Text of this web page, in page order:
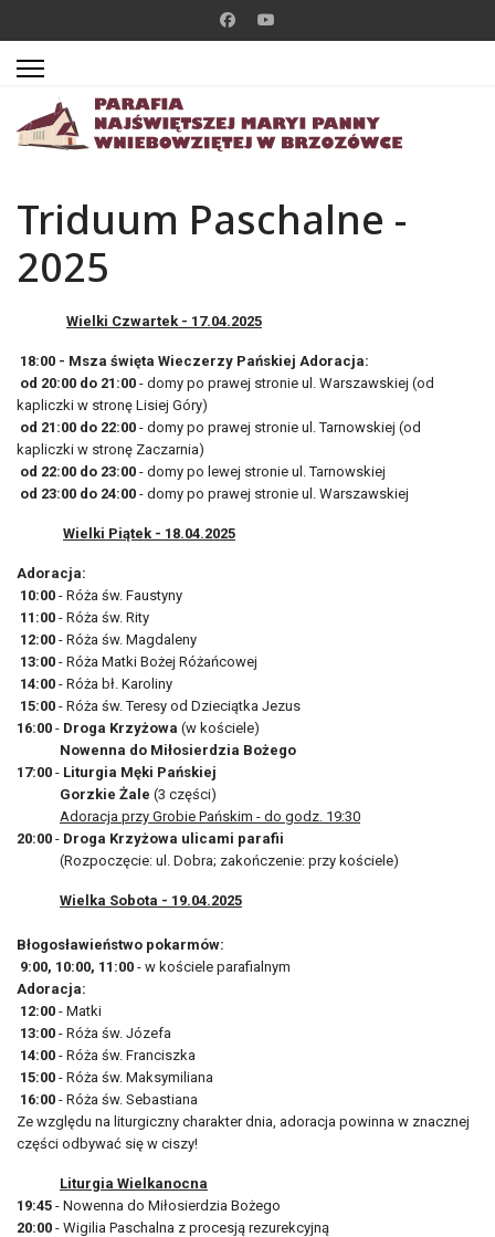
Triduum Paschalne -
2025
Wielki Czwartek - 17.04.2025
18:00 - Msza święta Wieczerzy Pańskiej Adoracja:
od 20:00 do 21:00 - domy po prawej stronie ul. Warszawskiej (od
kapliczki w stronę Lisiej Góry)
od 21:00 do 22:00 - domy po prawej stronie ul. Tarnowskiej (od
kapliczki w stronę Zaczarnia)
od 22:00 do 23:00 - domy po lewej stronie ul. Tarnowskiej
od 23:00 do 24:00 - domy po prawej stronie ul. Warszawskiej
Wielki Piątek - 18.04.2025
Adoracja:
10:00 - Róża św. Faustyny
11:00 - Róża św. Rity
12:00 - Róża św. Magdaleny
13:00 - Róża Matki Bożej Różańcowej
14:00 - Róża bł. Karoliny
15:00 - Róża św. Teresy od Dzieciątka Jezus
16:00 - Droga Krzyżowa (w kościele)
Nowenna do Miłosierdzia Bożego
17:00 - Liturgia Męki Pańskiej
Gorzkie Żale (3 części)
Adoracja przy Grobie Pańskim - do godz. 19:30
20:00 - Droga Krzyżowa ulicami parafii
(Rozpoczęcie: ul. Dobra; zakończenie: przy kościele)
Wielka Sobota - 19.04.2025
Błogosławieństwo pokarmów:
9:00, 10:00, 11:00 - w kościele parafialnym
Adoracja:
12:00 - Matki
13:00 - Róża św. Józefa
14:00 - Róża św. Franciszka
15:00 - Róża św. Maksymiliana
16:00 - Róża św. Sebastiana
Ze względu na liturgiczny charakter dnia, adoracja powinna w znacznej
części odbywać się w ciszy!
Liturgia Wielkanocna
19:45 - Nowenna do Miłosierdzia Bożego
20:00 - Wigilia Paschalna z procesją rezurekcyjną